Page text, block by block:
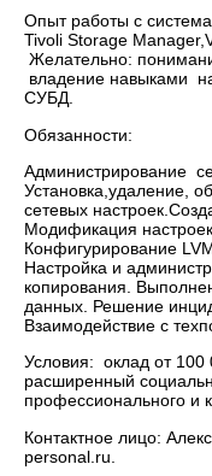
Опыт работы с
Tivoli Storage
Желательно:
владение навыками
СУБД.
Обязанности:
Администрирование
Установка,удаление,
сетевых
Модификация настроек
Конфигурирование
Настройка и
копирования.
данных. Решение
Взаимодействие с
Условия: оклад от
расширенный
профессионального и
Контактное лицо:
personal.ru.